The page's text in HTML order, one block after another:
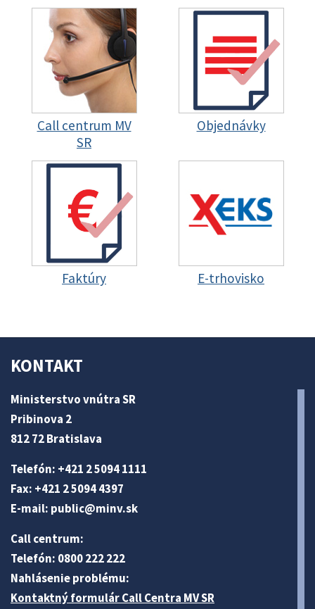
Call centrum MV
SR
Objednávky
Faktúry E-trhovisko
KONTAKT
Ministerstvo vnútra SR
Pribinova 2
812 72 Bratislava
Telefón: +421 2 5094 1111
Fax: +421 2 5094 4397
E-mail: public@minv.sk
Call centrum:
Telefón: 0800 222 222
Nahlásenie problému:
Kontaktný formulár Call Centra MV SR